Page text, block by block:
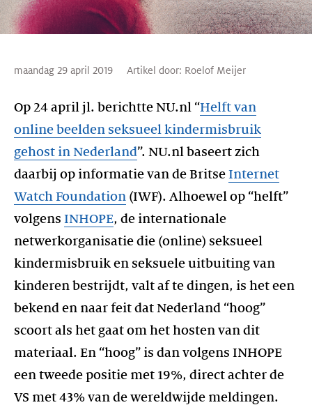
maandag 29 april 2019 Artikel door: Roelof Meijer
Op 24 april jl. berichtte NU.nl “Helft van
online beelden seksueel kindermisbruik
gehost in Nederland”. NU.nl baseert zich
daarbij op informatie van de Britse Internet
Watch Foundation (IWF). Alhoewel op “helft”
volgens INHOPE, de internationale
netwerkorganisatie die (online) seksueel
kindermisbruik en seksuele uitbuiting van
kinderen bestrijdt, valt af te dingen, is het een
bekend en naar feit dat Nederland “hoog”
scoort als het gaat om het hosten van dit
materiaal. En “hoog” is dan volgens INHOPE
een tweede positie met 19%, direct achter de
VS met 43% van de wereldwijde meldingen.